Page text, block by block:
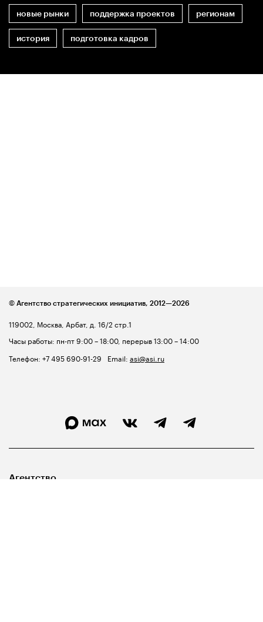
новые рынки поддержка проектов регионам
история подготовка кадров
119002, Москва, Арбат, д. 16/2 стр.1
Часы работы: пн-пт 9:00 – 18:00, перерыв 13:00 – 14:00
Телефон: +7 495 690-91-29 Email: asi@asi.ru
© Агентство стратегических инициатив, 2012—2026
Агентство